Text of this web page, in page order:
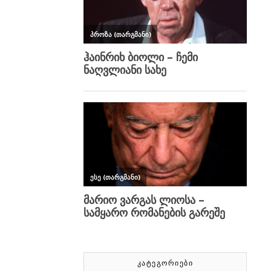
ᲙᲐᲢᲔᲒᲝᲠᲘᲔᲑᲘ